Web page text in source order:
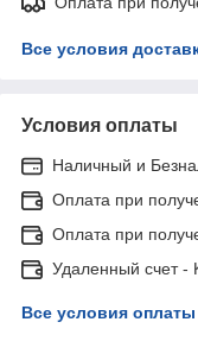
Все условия
Условия оплаты
Наличный и
Оплата при
Оплата при
Удаленный счет -
Все условия оплаты